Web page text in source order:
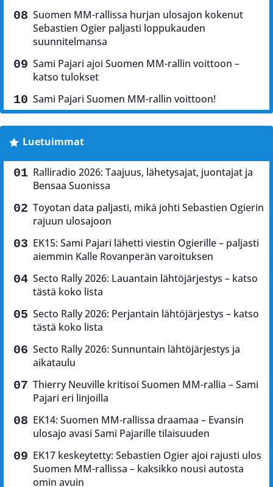
Suomen MM-rallissa hurjan ulosajon kokenut
Sebastien Ogier paljasti loppukauden
suunnitelmansa
Sami Pajari ajoi Suomen MM-rallin voittoon –
katso tulokset
Sami Pajari Suomen MM-rallin voittoon!
Luetuimmat
Ralliradio 2026: Taajuus, lähetysajat, juontajat ja
Bensaa Suonissa
Toyotan data paljasti, mikä johti Sebastien Ogierin
rajuun ulosajoon
EK15: Sami Pajari lähetti viestin Ogierille – paljasti
aiemmin Kalle Rovanperän varoituksen
Secto Rally 2026: Lauantain lähtöjärjestys – katso
tästä koko lista
Secto Rally 2026: Perjantain lähtöjärjestys – katso
tästä koko lista
Secto Rally 2026: Sunnuntain lähtöjärjestys ja
aikataulu
Thierry Neuville kritisoi Suomen MM-rallia – Sami
Pajari eri linjoilla
EK14: Suomen MM-rallissa draamaa – Evansin
ulosajo avasi Sami Pajarille tilaisuuden
EK17 keskeytetty: Sebastien Ogier ajoi rajusti ulos
Suomen MM-rallissa – kaksikko nousi autosta
omin avuin